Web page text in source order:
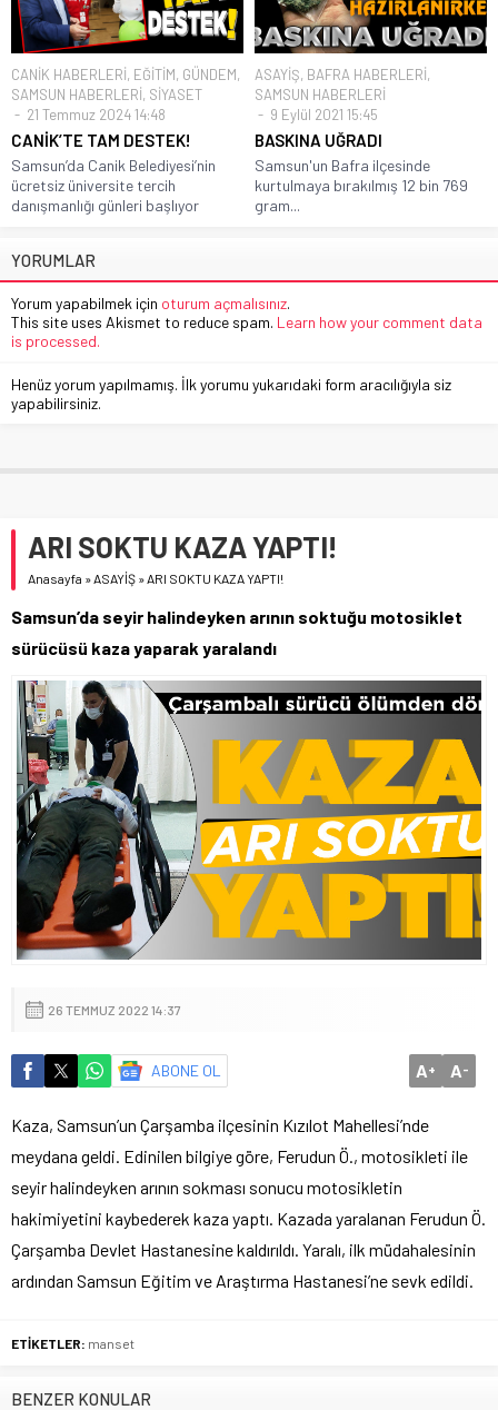
CANİK HABERLERİ, EĞİTİM, GÜNDEM,
SAMSUN HABERLERİ, SİYASET
21 Temmuz 2024 14:48
CANİK’TE TAM DESTEK!
Samsun’da Canik Belediyesi’nin
ücretsiz üniversite tercih
danışmanlığı günleri başlıyor
ASAYİŞ, BAFRA HABERLERİ,
SAMSUN HABERLERİ
9 Eylül 2021 15:45
BASKINA UĞRADI
Samsun'un Bafra ilçesinde
kurtulmaya bırakılmış 12 bin 769
gram...
YORUMLAR
Yorum yapabilmek için oturum açmalısınız.
This site uses Akismet to reduce spam. Learn how your comment data
is processed.
Henüz yorum yapılmamış. İlk yorumu yukarıdaki form aracılığıyla siz
yapabilirsiniz.
ARI SOKTU KAZA YAPTI!
Anasayfa »ASAYİŞ »ARI SOKTU KAZA YAPTI!
Samsun’da seyir halindeyken arının soktuğu motosiklet
sürücüsü kaza yaparak yaralandı
26 TEMMUZ 2022 14:37
ABONE OL A+ A-
Kaza, Samsun’un Çarşamba ilçesinin Kızılot Mahellesi’nde
meydana geldi. Edinilen bilgiye göre, Ferudun Ö., motosikleti ile
seyir halindeyken arının sokması sonucu motosikletin
hakimiyetini kaybederek kaza yaptı. Kazada yaralanan Ferudun Ö.
Çarşamba Devlet Hastanesine kaldırıldı. Yaralı, ilk müdahalesinin
ardından Samsun Eğitim ve Araştırma Hastanesi’ne sevk edildi.
ETİKETLER: manset
BENZER KONULAR